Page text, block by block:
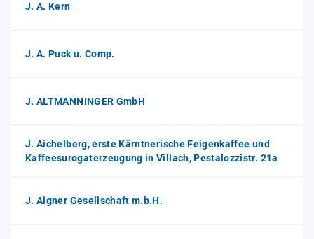
J. A. Kern
J. A. Puck u. Comp.
J. ALTMANNINGER GmbH
J. Aichelberg, erste Kärntnerische Feigenkaffee und
Kaffeesurogaterzeugung in Villach, Pestalozzistr. 21a
J. Aigner Gesellschaft m.b.H.